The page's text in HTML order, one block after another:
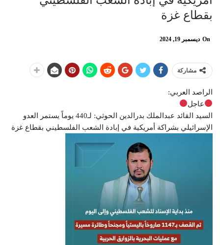
بقطاع غزة
On ديسمبر 19, 2024
مشاركة
الراصد العربي:
عاجل
السيد القائد عبدالملك بدرالدين الحوثي: لـ440 يوماً يستمر العدو
الإسرائيلي بشراكة أمريكية في إبادة الشعب الفلسطيني بقطاع غزة